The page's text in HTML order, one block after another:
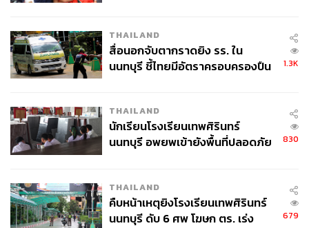
THAILAND
สื่อนอกจับตากราดยิง รร. ใน
นนทบุรี ชี้ไทยมีอัตราครอบครองปืน
1.3K
THAILAND
นักเรียนโรงเรียนเทพศิรินทร์
นนทบุรี อพยพเข้ายังพื้นที่ปลอดภัย
830
THAILAND
คืบหน้าเหตุยิงโรงเรียนเทพศิรินทร์
นนทบุรี ดับ 6 ศพ โฆษก ตร. เร่ง
679